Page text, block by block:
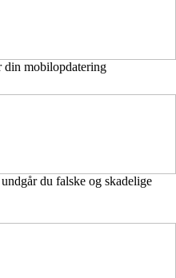
din mobilopdatering
du falske og skadelige